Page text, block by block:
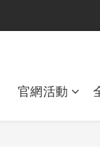
官網活動